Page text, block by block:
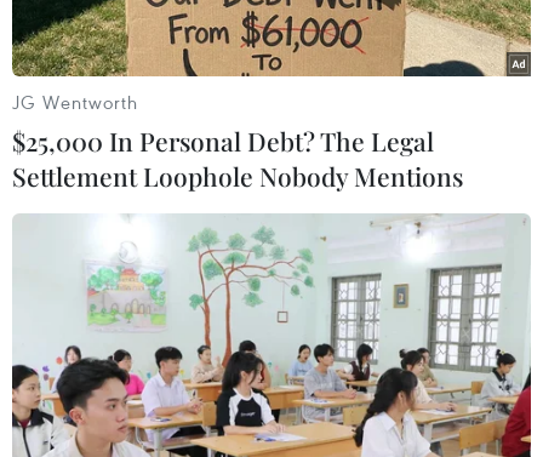
định về phòng, chống dịch.
JG Wentworth
$25,000 In Personal Debt? The Legal
Settlement Loophole Nobody Mentions